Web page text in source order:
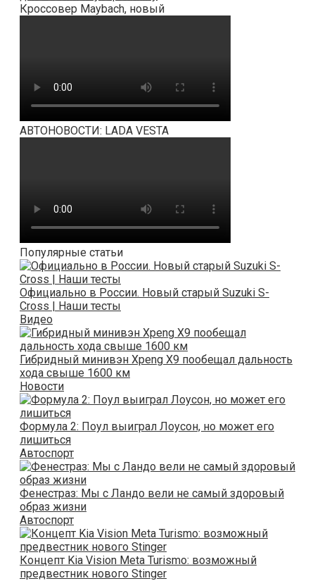
Кроссовер Maybach, новый
АВТОНОВОСТИ: LADA VESTA
Популярные статьи
Официально в России. Новый старый Suzuki S-
Cross | Наши тесты
Видео
Гибридный минивэн Xpeng X9 пообещал дальность
хода свыше 1600 км
Новости
Формула 2: Поул выиграл Лоусон, но может его
лишиться
Автоспорт
Фенестраз: Мы с Ландо вели не самый здоровый
образ жизни
Автоспорт
Концепт Kia Vision Meta Turismo: возможный
предвестник нового Stinger